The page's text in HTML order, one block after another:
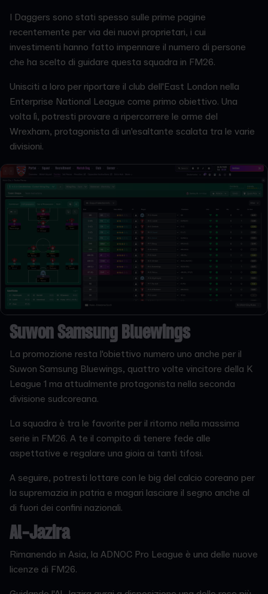
I Daggers sono stati spesso sulle prime pagine
recentemente per via dei nuovi proprietari, i cui
investimenti hanno fatto impennare il numero di persone
che ha scelto di guidare questa squadra in FM26.
Unisciti a loro per riportare il club dell'East London nella
Enterprise National League come primo obiettivo. Una
volta lì, potresti provare a ripercorrere le orme del
Wrexham, protagonista di un'esaltante scalata tra le varie
divisioni.
Suwon Samsung Bluewings
La promozione resta l'obiettivo numero uno anche per il
Suwon Samsung Bluewings, quattro volte vincitore della K
League 1 ma attualmente protagonista nella seconda
divisione sudcoreana.
La squadra è tra le favorite per il ritorno nella massima
serie in FM26. A te il compito di tenere fede alle
aspettative e regalare una gioia ai tanti tifosi.
A seguire, potresti lottare con le big del calcio coreano per
la supremazia in patria e magari lasciare il segno anche al
di fuori dei confini nazionali.
Al-Jazira
Rimanendo in Asia, la ADNOC Pro League è una delle nuove
licenze di FM26.